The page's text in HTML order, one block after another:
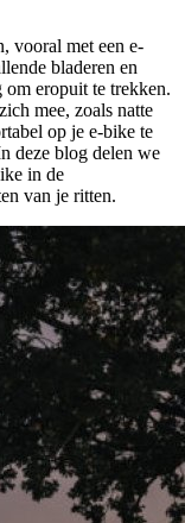
vooral met een e-
bladeren en
om eropuit te trekken.
mee, zoals natte
op je e-bike te
deze blog delen we
in de
van je ritten.